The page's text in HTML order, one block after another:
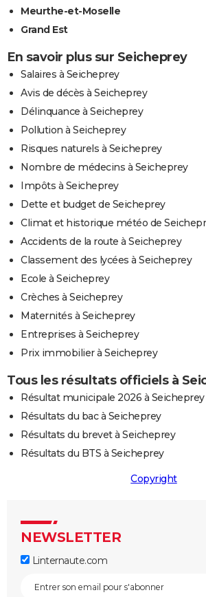
Meurthe-et-Moselle
Grand Est
En savoir plus sur Seicheprey
Salaires à Seicheprey
Avis de décès à Seicheprey
Délinquance à Seicheprey
Pollution à Seicheprey
Risques naturels à Seicheprey
Nombre de médecins à Seicheprey
Impôts à Seicheprey
Dette et budget de Seicheprey
Climat et historique météo de
Accidents de la route à Seicheprey
Classement des lycées à Seicheprey
Ecole à Seicheprey
Crèches à Seicheprey
Maternités à Seicheprey
Entreprises à Seicheprey
Prix immobilier à Seicheprey
Tous les résultats officiels à
Résultat municipale 2026 à Seicheprey
Résultats du bac à Seicheprey
Résultats du brevet à Seicheprey
Résultats du BTS à Seicheprey
Copyright
NEWSLETTER
Linternaute.com